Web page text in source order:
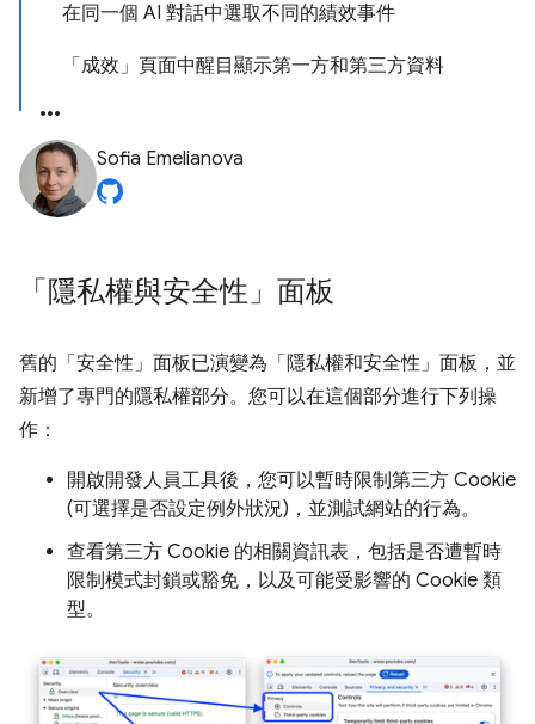
在同一個 AI 對話中選取不同的績效事件
「成效」頁面中醒目顯示第一方和第三方資料
Sofia Emelianova
「隱私權與安全性」面板
舊的「安全性」 面板已演變為「隱私權和安全性」 面板，並
新增了專門的隱私權部分。您可以在這個部分進行下列操
作：
開啟開發人員工具後，您可以暫時限制第三方 Cookie
(可選擇是否設定例外狀況)，並測試網站的行為。
查看第三方 Cookie 的相關資訊表，包括是否遭暫時
限制模式封鎖或豁免，以及可能受影響的 Cookie 類
型。